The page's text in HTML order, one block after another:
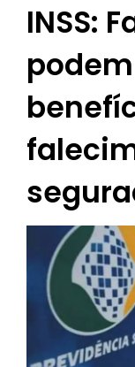
INSS: